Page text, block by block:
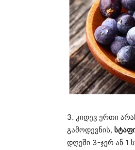
3. კიდევ ერთი
გამოდევნის,
დღეში 3-ჯერ ან 1